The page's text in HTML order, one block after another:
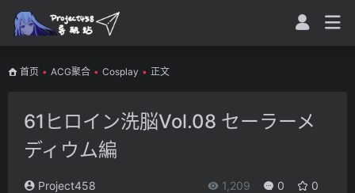
首页 • ACG聚合 • Cosplay • 正文
61ヒロイン洗脳Vol.08 セーラーメ
ディウム編
Project458 1,209 0 0